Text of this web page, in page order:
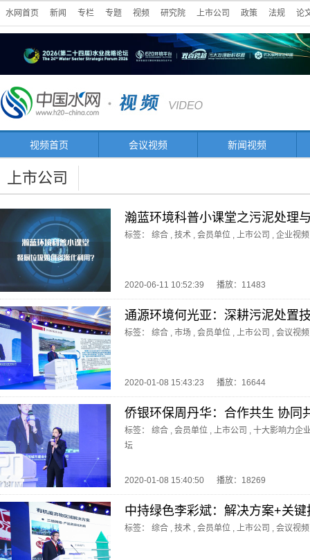
水网首页 新闻 专栏 专题 视频 研究院 上市公司 政策 法规 论
视频首页 会议视频 新闻视频
上市公司
瀚蓝环境科普小课堂之污泥处理
标签： 综合 , 技术 , 会员单位 , 上市公司 , 企业视频
2020-06-11 10:52:39 播放：11483
通源环境何光亚：深耕污泥处置
标签： 综合 , 市场 , 会员单位 , 上市公司 , 会议视频
2020-01-08 15:43:23 播放：16644
侨银环保周丹华：合作共生 协同
标签： 综合 , 会员单位 , 上市公司 , 十大影响力企
坛
2020-01-08 15:40:50 播放：18269
中持绿色李彩斌：解决方案+关键
标签： 综合 , 技术 , 会员单位 , 上市公司 , 会议视频